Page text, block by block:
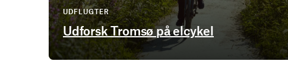
UDFLUGTER
Udforsk Tromsø på elcykel